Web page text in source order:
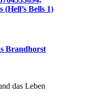
(Hell’s Bells 1)
Brandhorst
das Leben